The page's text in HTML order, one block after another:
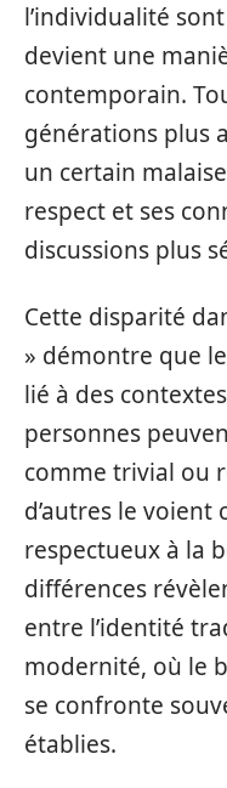
l’individualité
devient une
contemporain.
générations plus
un certain
respect et ses
discussions plus
Cette disparité
» démontre que
lié à des
personnes
comme trivial ou
d’autres le
respectueux à la
différences
entre l’identité
modernité, où le
se confronte
établies.